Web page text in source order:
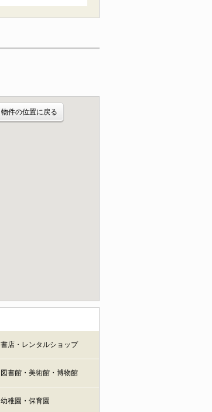
物件の位置に戻る
書店・レンタルショップ
図書館・美術館・博物館
幼稚園・保育園